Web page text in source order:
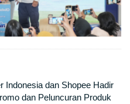
Indonesia dan Shopee Hadir
dan Peluncuran Produk